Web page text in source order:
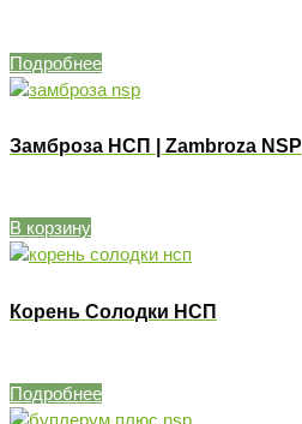
Подробнее
Замброза НСП | Zambroza NSP
В корзину
Корень Солодки НСП
Подробнее